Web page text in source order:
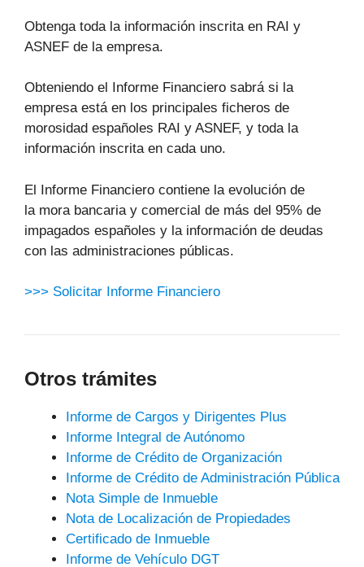
Obtenga toda la información inscrita en RAI y
ASNEF de la empresa.
Obteniendo el Informe Financiero sabrá si la
empresa está en los principales ficheros de
morosidad españoles RAI y ASNEF, y toda la
información inscrita en cada uno.
El Informe Financiero contiene la evolución de
la mora bancaria y comercial de más del 95% de
impagados españoles y la información de deudas
con las administraciones públicas.
>>> Solicitar Informe Financiero
Otros trámites
Informe de Cargos y Dirigentes Plus
Informe Integral de Autónomo
Informe de Crédito de Organización
Informe de Crédito de Administración Pública
Nota Simple de Inmueble
Nota de Localización de Propiedades
Certificado de Inmueble
Informe de Vehículo DGT